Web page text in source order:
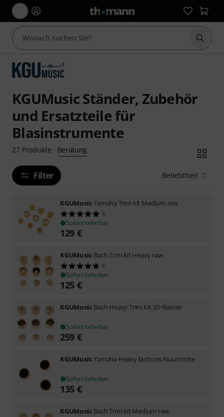
Suche
KGUMusic Ständer, Zubehör
und Ersatzteile für
Blasinstrumente
27 Produkte · Beratung
Filter Beliebtheit
KGUMusicYamaha Trim kit Medium raw
9
Sofort lieferbar
129 €
KGUMusic Bach Trim kit Heavy raw
5
Sofort lieferbar
125 €
KGUMusic Bach Heavy Trim Kit 3D Flamer
Sofort lieferbar
259 €
KGUMusicYamaha Heavy buttons Nuummite
Sofort lieferbar
135 €
KGUMusic Bach Trim kit Medium raw